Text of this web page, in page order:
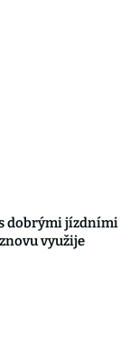
dobrými jízdními
využije